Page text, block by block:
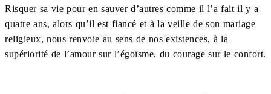
Risquer sa vie pour en sauver d’autres comme il l’a fait il y a
quatre ans, alors qu’il est fiancé et à la veille de son mariage
religieux, nous renvoie au sens de nos existences, à la
supériorité de l’amour sur l’égoïsme, du courage sur le confort.